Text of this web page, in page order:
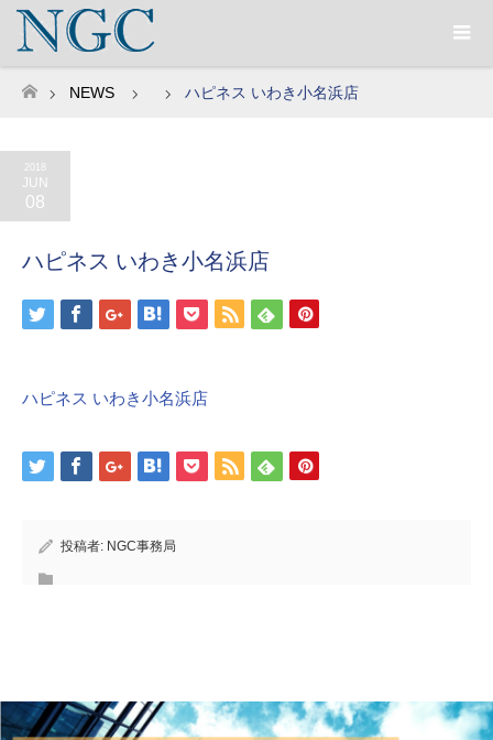
ホーム
NEWS ハピネス いわき小名浜店
2018
JUN
08
ハピネス いわき小名浜店
ハピネス いわき小名浜店
投稿者: NGC事務局